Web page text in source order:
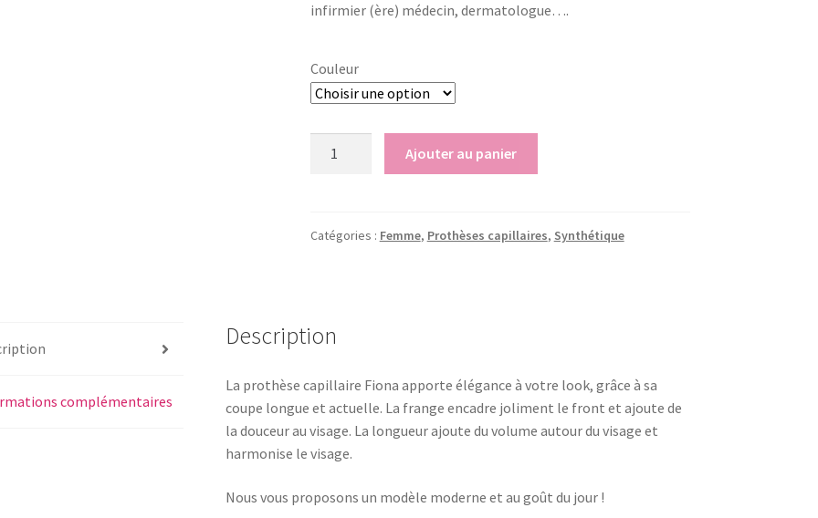
infirmier (ère) médecin, dermatologue….
Couleur
Fiona
Ajouter au panier
Catégories : Femme, Prothèses capillaires, Synthétique
complémentaires
Description
La prothèse capillaire Fiona apporte élégance à votre look, grâce à sa
coupe longue et actuelle. La frange encadre joliment le front et ajoute de
la douceur au visage. La longueur ajoute du volume autour du visage et
harmonise le visage.
Nous vous proposons un modèle moderne et au goût du jour !